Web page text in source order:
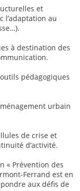
et
l’adaptation au
à destination des
pédagogiques
urbain
de crise et
d’activité.
« Prévention des
Ferrand est en
aux défis de